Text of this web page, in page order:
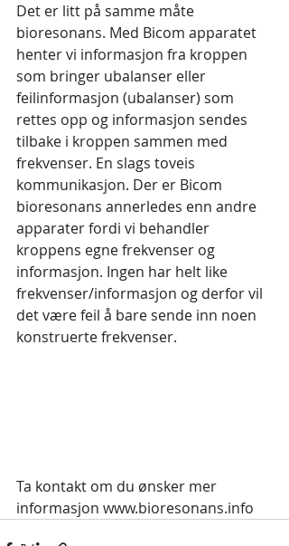
Det er litt på samme måte
bioresonans. Med Bicom apparatet
henter vi informasjon fra kroppen
som bringer ubalanser eller
feilinformasjon (ubalanser) som
rettes opp og informasjon sendes
tilbake i kroppen sammen med
frekvenser. En slags toveis
kommunikasjon. Der er Bicom
bioresonans annerledes enn andre
apparater fordi vi behandler
kroppens egne frekvenser og
informasjon. Ingen har helt like
frekvenser/informasjon og derfor vil
det være feil å bare sende inn noen
konstruerte frekvenser.
Ta kontakt om du ønsker mer
informasjon www.bioresonans.info